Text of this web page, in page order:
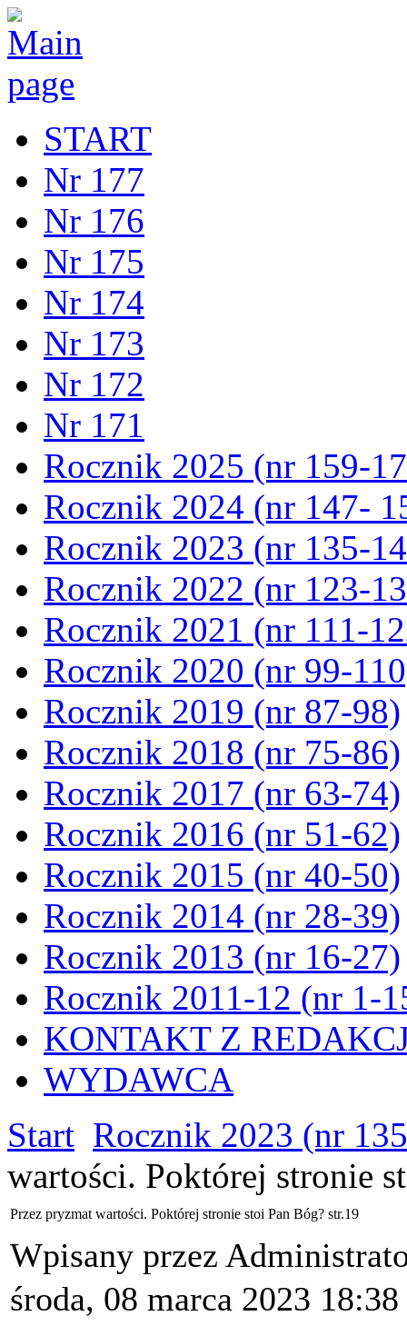
START
Nr 177
Nr 176
Nr 175
Nr 174
Nr 173
Nr 172
Nr 171
Rocznik 2025 (nr 159-
Rocznik 2024 (nr 147-
Rocznik 2023 (nr 135-
Rocznik 2022 (nr 123-
Rocznik 2021 (nr 111-
Rocznik 2020 (nr 99-
Rocznik 2019 (nr 87-98)
Rocznik 2018 (nr 75-86)
Rocznik 2017 (nr 63-74)
Rocznik 2016 (nr 51-62)
Rocznik 2015 (nr 40-50)
Rocznik 2014 (nr 28-39)
Rocznik 2013 (nr 16-27)
Rocznik 2011-12 (nr 1-
KONTAKT Z
WYDAWCA
Start Rocznik 2023 (nr
wartości. Poktórej stronie
Przez pryzmat wartości. Poktórej stronie stoi Pan Bóg? str.19
Wpisany przez
środa, 08 marca 2023 18:38